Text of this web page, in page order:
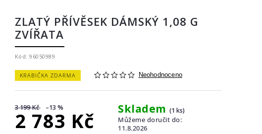
ZLATÝ PŘÍVĚSEK DÁMSKÝ 1,08 G
ZVÍŘATA
Kód: 96050989
KRABIČKA ZDARMA Neohodnoceno
3 199 Kč –13 %
2 783 Kč Skladem(1 ks)
Můžeme doručit do:
11.8.2026